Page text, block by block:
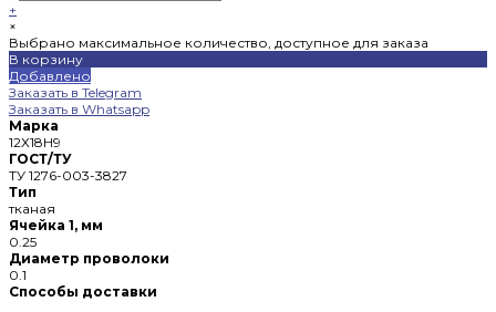
+
×
Выбрано максимальное количество, доступное для заказа
В корзину
Добавлено
Заказать в Telegram
Заказать в Whatsapp
Марка
12Х18Н9
ГОСТ/ТУ
ТУ 1276-003-3827
Тип
тканая
Ячейка 1, мм
0.25
Диаметр проволоки
0.1
Способы доставки